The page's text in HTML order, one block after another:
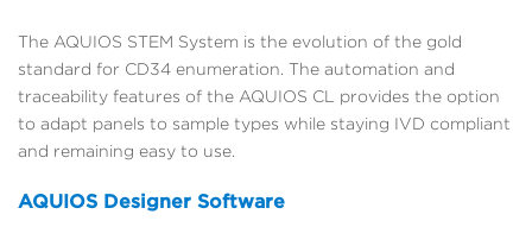
The AQUIOS STEM System is the evolution of the gold
standard for CD34 enumeration. The automation and
traceability features of the AQUIOS CL provides the option
to adapt panels to sample types while staying IVD compliant
and remaining easy to use.
AQUIOS Designer Software